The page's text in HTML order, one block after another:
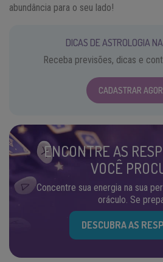
abundância para o seu lado!
DICAS DE ASTROLOGIA
Receba previsões, dicas e
CADASTRAR
ENCONTRE AS
VOCÊ
Concentre sua energia na sua
oráculo. Se
DESCUBRA AS